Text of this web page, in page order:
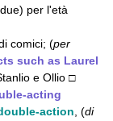
per l'età
comici; (per
such as Laurel
e Ollio □
acting
action , (di